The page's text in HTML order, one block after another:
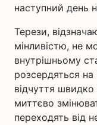
наступний день
Терези,
мінливістю, не
внутрішньому
розсердяться на
відчуття швидко
миттєво
переходять від